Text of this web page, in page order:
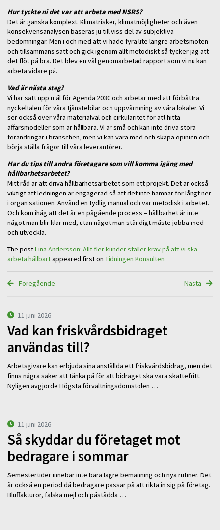
Hur tyckte ni det var att arbeta med NSRS?
Det är ganska komplext. Klimatrisker, klimatmöjligheter och även
konsekvensanalysen baseras ju till viss del av subjektiva
bedömningar. Men i och med att vi hade fyra lite längre arbetsmöten
och tillsammans satt och gick igenom allt metodiskt så tycker jag att
det flöt på bra. Det blev en väl genomarbetad rapport som vi nu kan
arbeta vidare på.
Vad är nästa steg?
Vi har satt upp mål för Agenda 2030 och arbetar med att förbättra
nyckeltalen för våra tjänstebilar och uppvärmning av våra lokaler. Vi
ser också över våra materialval och cirkularitet för att hitta
affärsmodeller som är hållbara. Vi är små och kan inte driva stora
förändringar i branschen, men vi kan vara med och skapa opinion och
börja ställa frågor till våra leverantörer.
Har du tips till andra företagare som vill komma igång med
hållbarhetsarbetet?
Mitt råd är att driva hållbarhetsarbetet som ett projekt. Det är också
viktigt att ledningen är engagerad så att det inte hamnar för långt ner
i organisationen. Använd en tydlig manual och var metodisk i arbetet.
Och kom ihåg att det är en pågående process – hållbarhet är inte
något man blir klar med, utan något man ständigt måste jobba med
och utveckla.
The postLina Andersson: Allt fler kunder ställer krav på att vi ska
arbeta hållbartappeared first on Tidningen Konsulten.
Föregående Nästa
11 juni 2026
Vad kan friskvårdsbidraget
användas till?
Arbetsgivare kan erbjuda sina anställda ett friskvårdsbidrag, men det
finns några saker att tänka på för att bidraget ska vara skattefritt.
Nyligen avgjorde Högsta förvaltningsdomstolen …
11 juni 2026
Så skyddar du företaget mot
bedragare i sommar
Semestertider innebär inte bara lägre bemanning och nya rutiner. Det
är också en period då bedragare passar på att rikta in sig på företag.
Bluffakturor, falska mejl och påstådda …